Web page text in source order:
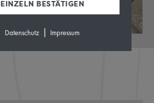
EINZELN BESTÄTIGEN
Datenschutz| Impressum